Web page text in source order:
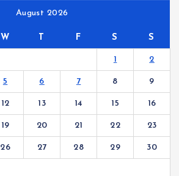
August 2026
W T F S S
1 2
5 6 7 8 9
12 13 14 15 16
19 20 21 22 23
26 27 28 29 30